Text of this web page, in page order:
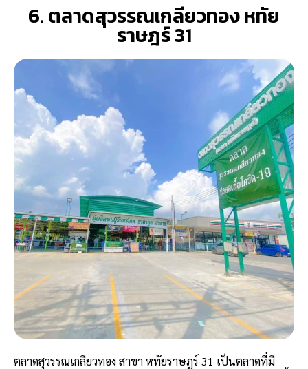
6. ตลาดสุวรรณเกลียวทอง หทัย
ราษฎร์ 31
ตลาดสุวรรณเกลียวทอง สาขา หทัยราษฎร์ 31 เป็นตลาดที่มี